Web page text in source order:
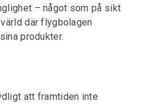
– något som på sikt
där flygbolagen
produkter.
att framtiden inte